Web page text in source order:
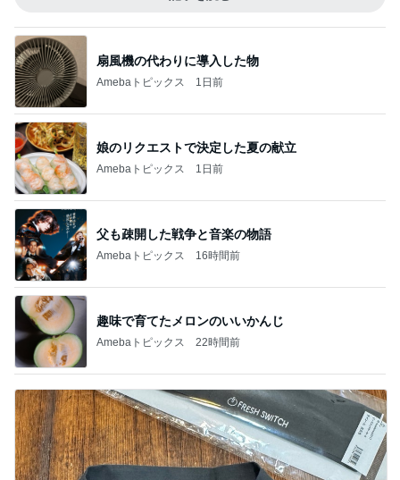
扇風機の代わりに導入した物
Amebaトピックス 1日前
娘のリクエストで決定した夏の献立
Amebaトピックス 1日前
父も疎開した戦争と音楽の物語
Amebaトピックス 16時間前
趣味で育てたメロンのいいかんじ
Amebaトピックス 22時間前